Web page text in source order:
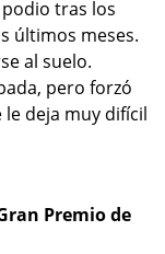
tras los
últimos meses.
al suelo.
pero forzó
deja muy difícil
Premio de